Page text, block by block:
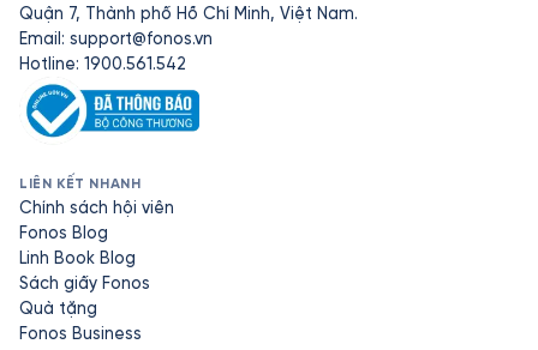
Quận 7, Thành phố Hồ Chí Minh, Việt Nam.
Email: support@fonos.vn
Hotline: 1900.561.542
LIÊN KẾT NHANH
Chính sách hội viên
Fonos Blog
Linh Book Blog
Sách giấy Fonos
Quà tặng
Fonos Business